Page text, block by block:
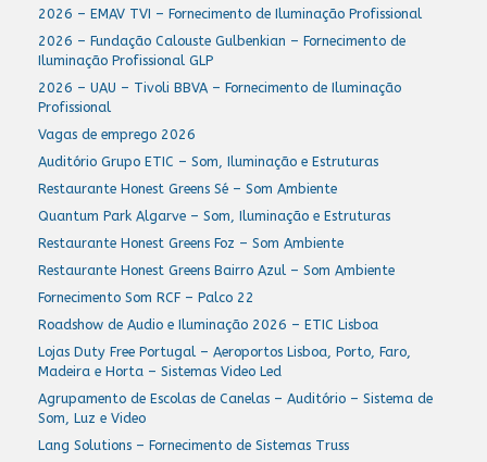
2026 – EMAV TVI – Fornecimento de Iluminação Profissional
2026 – Fundação Calouste Gulbenkian – Fornecimento de
Iluminação Profissional GLP
2026 – UAU – Tivoli BBVA – Fornecimento de Iluminação
Profissional
Vagas de emprego 2026
Auditório Grupo ETIC – Som, Iluminação e Estruturas
Restaurante Honest Greens Sé – Som Ambiente
Quantum Park Algarve – Som, Iluminação e Estruturas
Restaurante Honest Greens Foz – Som Ambiente
Restaurante Honest Greens Bairro Azul – Som Ambiente
Fornecimento Som RCF – Palco 22
Roadshow de Audio e Iluminação 2026 – ETIC Lisboa
Lojas Duty Free Portugal – Aeroportos Lisboa, Porto, Faro,
Madeira e Horta – Sistemas Video Led
Agrupamento de Escolas de Canelas – Auditório – Sistema de
Som, Luz e Video
Lang Solutions – Fornecimento de Sistemas Truss